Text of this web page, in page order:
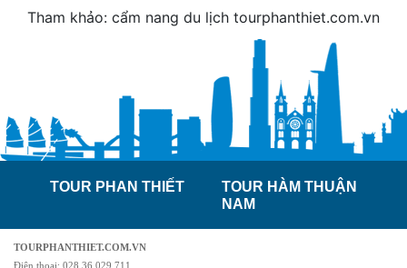
Tham khảo: cẩm nang du lịch tourphanthiet.com.vn
TOUR PHAN THIẾT
TOUR HÀM THUẬN
NAM
TOURPHANTHIET.COM.VN
Điện thoại: 028 36 029 711